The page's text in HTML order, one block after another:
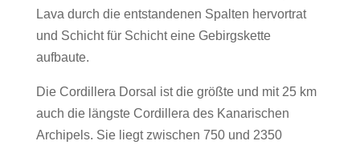
Lava durch die entstandenen Spalten hervortrat
und Schicht für Schicht eine Gebirgskette
aufbaute.
Die Cordillera Dorsal ist die größte und mit 25 km
auch die längste Cordillera des Kanarischen
Archipels. Sie liegt zwischen 750 und 2350